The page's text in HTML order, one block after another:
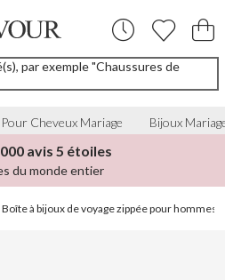
par exemple "Chaussures de
Cheveux Mariage Bijoux
avis 5 étoiles
du monde entier
à bijoux de voyage zippée pour hommes,